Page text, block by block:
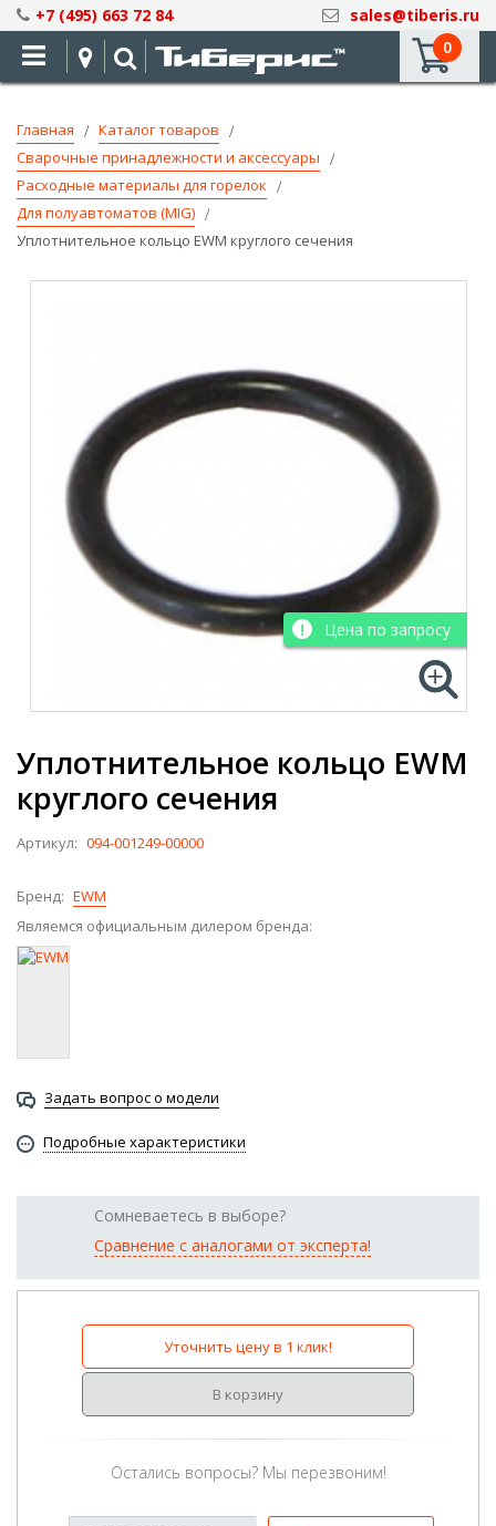
Skip
to
Content
+7 (495) 663 72 84
sales@tiberis.ru
0
Главная
Каталог товаров
Сварочные принадлежности и аксессуары
Расходные материалы для горелок
Для полуавтоматов (MIG)
Уплотнительное кольцо EWM круглого сечения
Уплотнительное кольцо EWM
круглого сечения
Артикул: 094-001249-00000
Бренд: EWM
Являемся официальным дилером бренда:
Задать вопрос о модели
Подробные характеристики
Сомневаетесь в выборе?
Сравнение с аналогами от эксперта!
Уточнить цену в 1 клик!
В корзину
Остались вопросы? Мы перезвоним!
Цена по запросу